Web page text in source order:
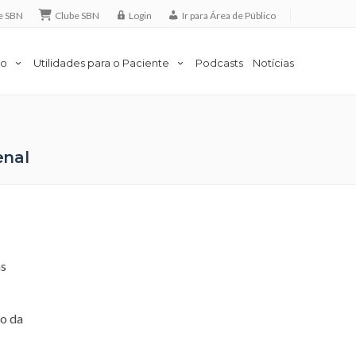
SBN Clube SBN Login Ir para Área de Público
Utilidades para o Paciente Podcasts Notícias
da